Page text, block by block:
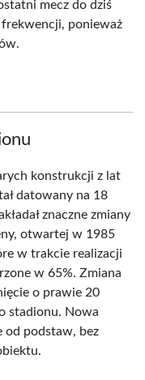
mecz do dziś
ponieważ
konstrukcji z lat
datowany na 18
znaczne zmiany
otwartej w 1985
w trakcie realizacji
w 65%. Zmiana
o prawie 20
stadionu. Nowa
od podstaw, bez